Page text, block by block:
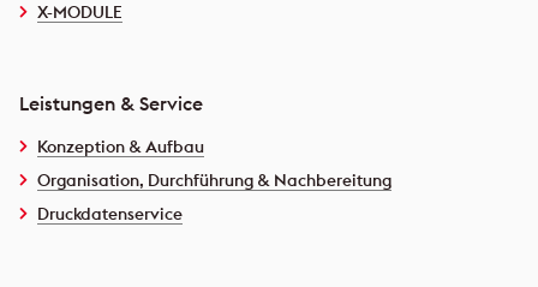
X-MODULE
Leistungen & Service
Konzeption & Aufbau
Organisation, Durchführung & Nachbereitung
Druckdatenservice